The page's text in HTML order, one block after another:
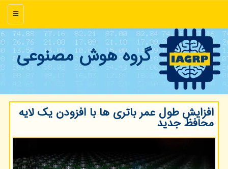
منو
گروه هوش مصنوعی
افزایش طول عمر باتری ها با افزودن یک لایه
محافظ جدید